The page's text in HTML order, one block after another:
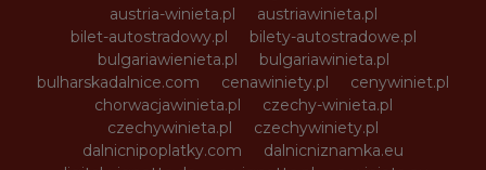
austria-winieta.pl
austriawinieta.pl
bilet-autostradowy.pl
bilety-autostradowe.pl
bulgariawienieta.pl
bulgariawinieta.pl
bulharskadalnice.com
cenawiniety.pl
cenywiniet.pl
chorwacjawinieta.pl
czechy-winieta.pl
czechywinieta.pl
czechywiniety.pl
dalnicnipoplatky.com
dalnicniznamka.eu